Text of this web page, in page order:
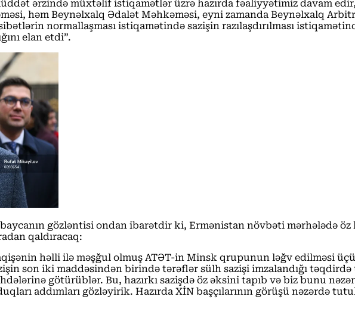
ərzində müxtəlif istiqamətlər üzrə hazırda fəaliyyətimiz davam
həm Beynəlxalq Ədalət Məhkəməsi, eyni zamanda Beynəlxalq
normallaşması istiqamətində sazişin razılaşdırılması
elan etdi”.
gözləntisi ondan ibarətdir ki, Ermənistan növbəti mərhələdə
qaldıracaq:
həlli ilə məşğul olmuş ATƏT-in Minsk qrupunun ləğv edilməsi
son iki maddəsindən birində tərəflər sülh sazişi imzalandığı
götürüblər. Bu, hazırkı sazişdə öz əksini tapıb və biz bunu
addımları gözləyirik. Hazırda XİN başçılarının görüşü nəzərdə